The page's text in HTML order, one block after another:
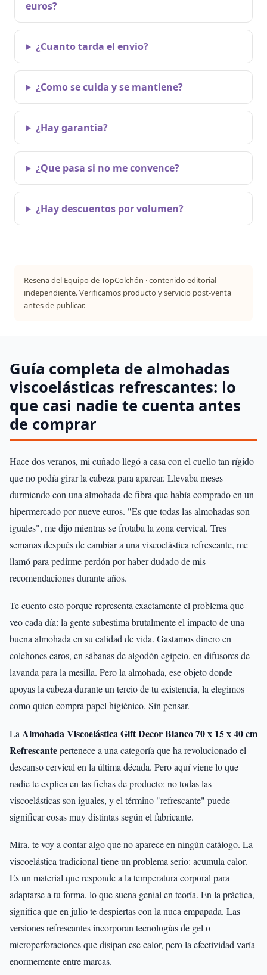
euros?
¿Cuanto tarda el envio?
¿Como se cuida y se mantiene?
¿Hay garantia?
¿Que pasa si no me convence?
¿Hay descuentos por volumen?
Resena del Equipo de TopColchón · contenido editorial
independiente. Verificamos producto y servicio post-venta
antes de publicar.
Guía completa de almohadas
viscoelásticas refrescantes: lo
que casi nadie te cuenta antes
de comprar
Hace dos veranos, mi cuñado llegó a casa con el cuello tan rígido
que no podía girar la cabeza para aparcar. Llevaba meses
durmiendo con una almohada de fibra que había comprado en un
hipermercado por nueve euros. "Es que todas las almohadas son
iguales", me dijo mientras se frotaba la zona cervical. Tres
semanas después de cambiar a una viscoelástica refrescante, me
llamó para pedirme perdón por haber dudado de mis
recomendaciones durante años.
Te cuento esto porque representa exactamente el problema que
veo cada día: la gente subestima brutalmente el impacto de una
buena almohada en su calidad de vida. Gastamos dinero en
colchones caros, en sábanas de algodón egipcio, en difusores de
lavanda para la mesilla. Pero la almohada, ese objeto donde
apoyas la cabeza durante un tercio de tu existencia, la elegimos
como quien compra papel higiénico. Sin pensar.
La Almohada Viscoelástica Gift Decor Blanco 70 x 15 x 40 cm
Refrescantepertenece a una categoría que ha revolucionado el
descanso cervical en la última década. Pero aquí viene lo que
nadie te explica en las fichas de producto: no todas las
viscoelásticas son iguales, y el término "refrescante" puede
significar cosas muy distintas según el fabricante.
Mira, te voy a contar algo que no aparece en ningún catálogo. La
viscoelástica tradicional tiene un problema serio: acumula calor.
Es un material que responde a la temperatura corporal para
adaptarse a tu forma, lo que suena genial en teoría. En la práctica,
significa que en julio te despiertas con la nuca empapada. Las
versiones refrescantes incorporan tecnologías de gel o
microperforaciones que disipan ese calor, pero la efectividad varía
enormemente entre marcas.